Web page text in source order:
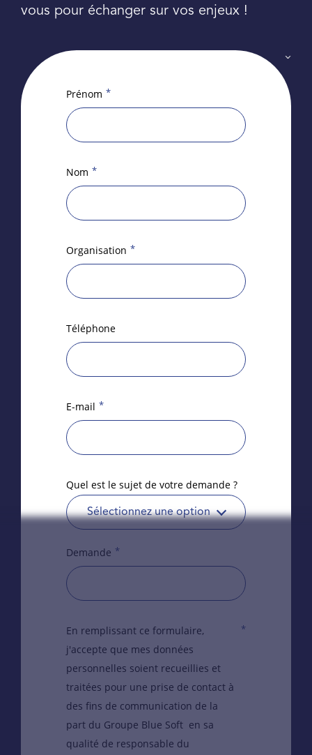
vous pour échanger sur vos enjeux !
Prénom *
Nom *
Organisation *
Téléphone
E-mail *
Quel est le sujet de votre demande ?
Sélectionnez une option
Demande *
En remplissant ce formulaire,
j'accepte que mes données
personnelles soient recueillies et
traitées pour une prise de contact à
des fins de communication de la
part du Groupe Blue Soft en sa
qualité de responsable du
*